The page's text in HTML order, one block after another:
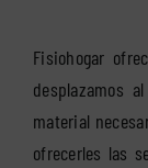
Fisiohogar
desplazamos
material
ofrecerles las